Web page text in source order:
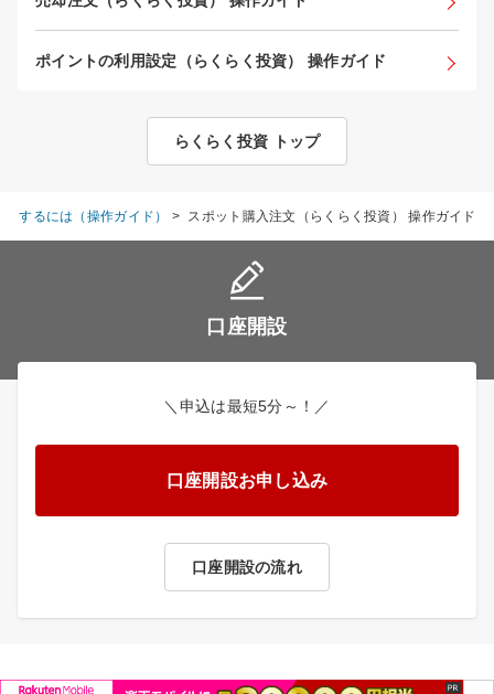
ポイントの利用設定（らくらく投資） 操作ガイド
らくらく投資 トップ
するには（操作ガイド） > スポット購入注文（らくらく投資） 操作ガイド
口座開設
＼申込は最短5分～！／
口座開設お申し込み
口座開設の流れ